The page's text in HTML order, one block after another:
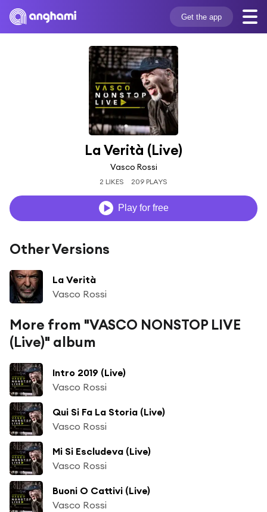
Get the app
La Verità (Live)
Vasco Rossi
2 LIKES 209 PLAYS
Play for free
Other Versions
La Verità
Vasco Rossi
More from "VASCO NONSTOP LIVE
(Live)" album
Intro 2019 (Live)
Vasco Rossi
Qui Si Fa La Storia (Live)
Vasco Rossi
Mi Si Escludeva (Live)
Vasco Rossi
Buoni O Cattivi (Live)
Vasco Rossi